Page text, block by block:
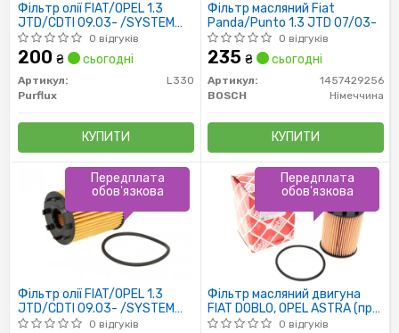
Фільтр олії FIAT/OPEL 1.3
JTD/CDTI 09.03- /SYSTEM
PURFLUX/
0 відгуків
200 ₴ сьогодні
Артикул:
L330
Purflux
КУПИТИ
Фільтр масляний Fiat
Panda/Punto 1.3 JTD 07/03-
0 відгуків
235 ₴ сьогодні
Артикул:
1457429256
BOSCH
Німеччина
КУПИТИ
Фільтр олії FIAT/OPEL 1.3
JTD/CDTI 09.03- /SYSTEM
PURFLUX/
0 відгуків
Передплата
обов'язкова
Фільтр масляний двигуна
FIAT DOBLO, OPEL ASTRA (пр-
во FEBI)
0 відгуків
Передплата
обов'язкова